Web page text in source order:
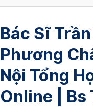
Bác Sĩ
Phương
Nội Tổng
Online | Bs